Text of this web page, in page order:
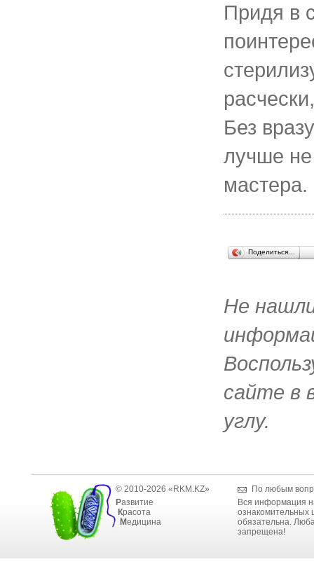
Придя в
Без
лучше не
мастера.
Поделиться…
Не
сайте в
углу.
© 2010-2026 «RKM.KZ»
Развитие
Красота
Медицина
По любым
Вся информация
ознакомительных
обязательна.
запрещена!